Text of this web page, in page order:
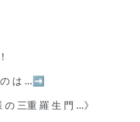
の は …➡
三重 羅 生 門 …》